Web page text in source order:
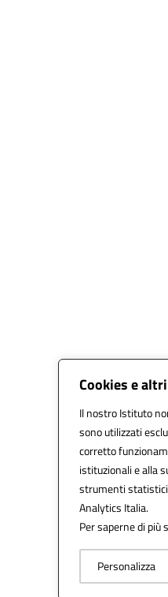
Cookies e
Il nostro Istituto
sono utilizzati
corretto
istituzionali e alla
strumenti statistici
Analytics Italia.
Per saperne di più
Personalizza